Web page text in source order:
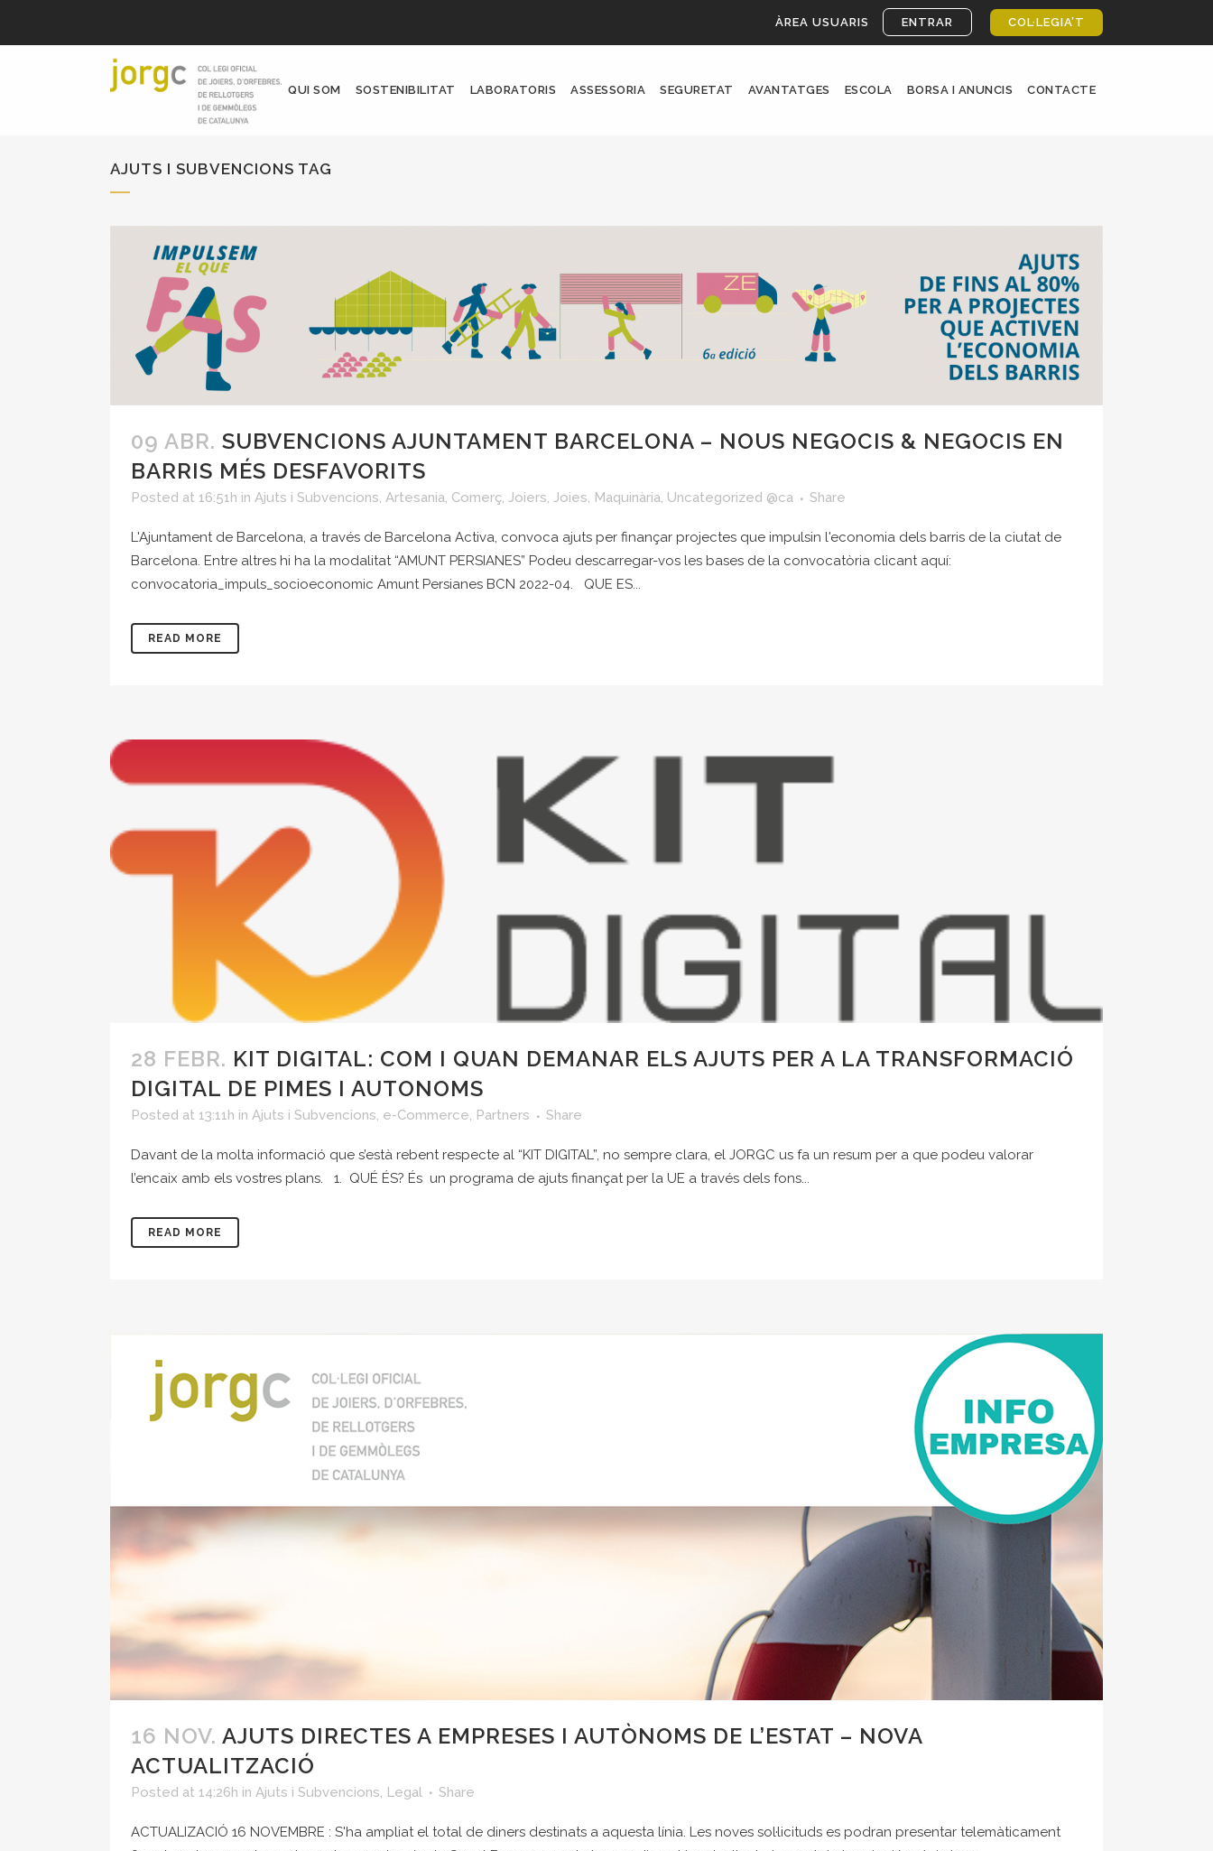
ÀREA USUARIS ENTRAR COL·LEGIA’T
QUI SOM SOSTENIBILITAT LABORATORIS ASSESSORIA SEGURETAT AVANTATGES ESCOLA BORSA I ANUNCIS CONTACTE
AJUTS I SUBVENCIONS TAG
09 ABR. SUBVENCIONS AJUNTAMENT BARCELONA – NOUS NEGOCIS & NEGOCIS EN
BARRIS MÉS DESFAVORITS
Posted at 16:51h in Ajuts i Subvencions, Artesania, Comerç, Joiers, Joies, Maquinària, Uncategorized @ca Share
L'Ajuntament de Barcelona, a través de Barcelona Activa, convoca ajuts per finançar projectes que impulsin l'economia dels barris de la ciutat de
Barcelona. Entre altres hi ha la modalitat “AMUNT PERSIANES” Podeu descarregar-vos les bases de la convocatòria clicant aquí:
convocatoria_impuls_socioeconomic Amunt Persianes BCN 2022-04. QUE ES...
READ MORE
28 FEBR. KIT DIGITAL: COM I QUAN DEMANAR ELS AJUTS PER A LA TRANSFORMACIÓ
DIGITAL DE PIMES I AUTONOMS
Posted at 13:11h in Ajuts i Subvencions, e-Commerce, Partners Share
Davant de la molta informació que s’està rebent respecte al “KIT DIGITAL”, no sempre clara, el JORGC us fa un resum per a que podeu valorar
l’encaix amb els vostres plans. 1. QUÉ ÉS? És un programa de ajuts finançat per la UE a través dels fons...
READ MORE
16 NOV. AJUTS DIRECTES A EMPRESES I AUTÒNOMS DE L’ESTAT – NOVA
ACTUALITZACIÓ
Posted at 14:26h in Ajuts i Subvencions, Legal Share
ACTUALIZACIÓ 16 NOVEMBRE : S'ha ampliat el total de diners destinats a aquesta línia. Les noves sol·licituds es podran presentar telemàticament